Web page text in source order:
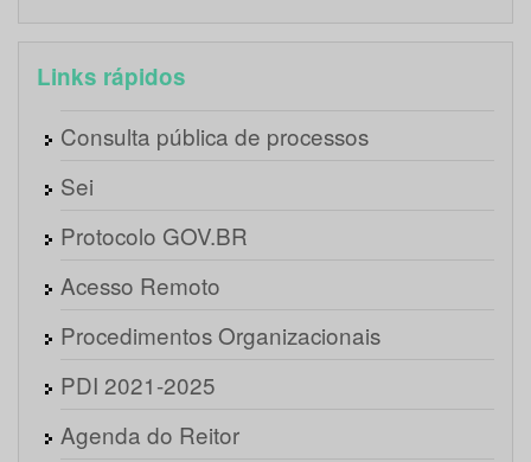
Links rápidos
Consulta pública de processos
Sei
Protocolo GOV.BR
Acesso Remoto
Procedimentos Organizacionais
PDI 2021-2025
Agenda do Reitor